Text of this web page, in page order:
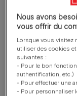
Nous avons
vous offrir du
Lorsque vous visitez
utiliser des cookies
suivantes :
- Pour le bon
authentification, etc.)
- Pour effectuer une
- Pour personnaliser